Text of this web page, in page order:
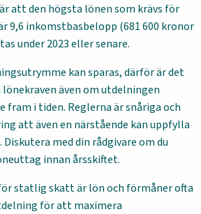
att den högsta lönen som krävs för
9,6 inkomstbasbelopp (681 600 kronor
under 2023 eller senare.
kan sparas, därför är det
även om utdelningen
fram i tiden. Reglerna är snåriga och
att även en närstående kan uppfylla
med din rådgivare om du
innan årsskiftet.
statlig skatt är lön och förmåner ofta
för att maximera